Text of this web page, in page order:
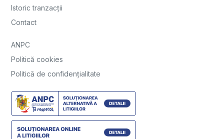
Istoric tranzacții
Contact
ANPC
Politică cookies
Politică de confidențialitate